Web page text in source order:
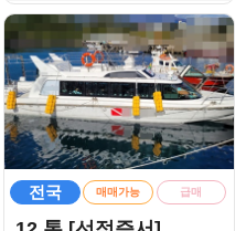
전국 매매가능 급매